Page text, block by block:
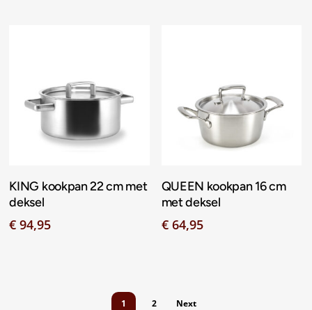
Toevoegen Aan
Winkelwagen
KING kookpan 22 cm met
deksel
€ 94,95
Toevoegen Aan
Winkelwagen
QUEEN kookpan 16 cm
met deksel
€64,95
1 2 Next